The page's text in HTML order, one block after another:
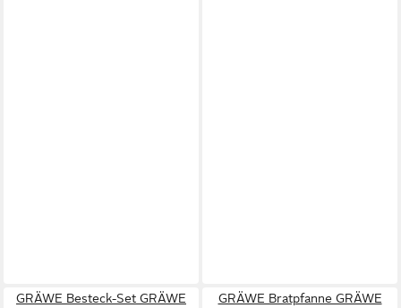
GRÄWE Besteck-Set GRÄWE
GRÄWE Bratpfanne GRÄWE